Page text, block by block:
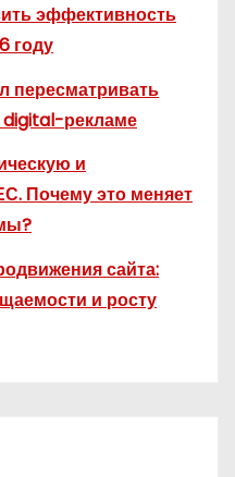
эффективность
году
пересматривать
digital-рекламе
и
Почему это меняет
сайта:
и росту